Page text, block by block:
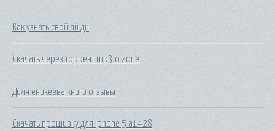
Как узнать свой ай ди
Скачать через торрент mp3 o zone
Диля еникеева книги отзывы
Скачать прошивку для iphone 5 a1428